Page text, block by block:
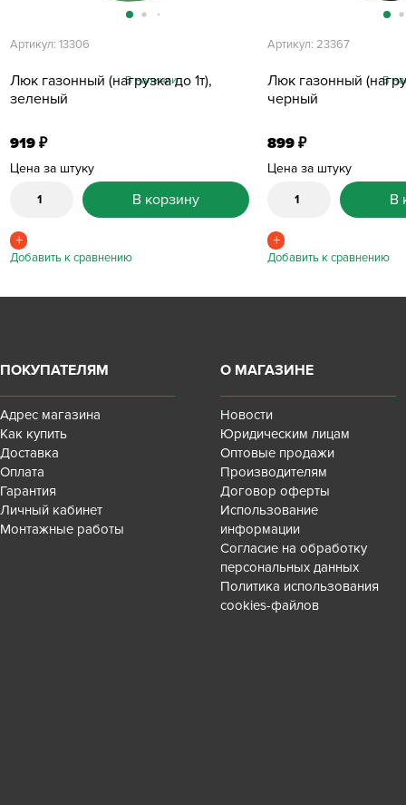
Люк газонный (нагрузка до 1т),
зеленый
Артикул: 13306
В наличии
919 ₽
Цена за штуку
В корзину
Люк газонный
черный
Артикул: 23367
В
899 ₽
Цена за штуку
В
ПОКУПАТЕЛЯМ
Адрес магазина
Как купить
Доставка
Оплата
Гарантия
Личный кабинет
Монтажные работы
О МАГАЗИНЕ
Новости
Юридическим лицам
Оптовые продажи
Производителям
Договор оферты
Использование
информации
Согласие на обработку
персональных данных
Политика использования
cookies-файлов